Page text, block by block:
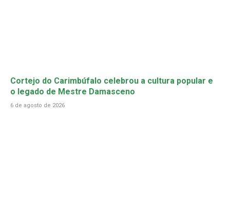
Cortejo do Carimbúfalo celebrou a cultura popular e
o legado de Mestre Damasceno
6 de agosto de 2026